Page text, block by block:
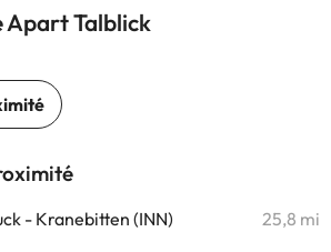
Apart Talblick
- Kranebitten (INN) 25,8 mi